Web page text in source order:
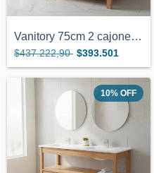
Vanitory 75cm 2 cajones para bacha de ap...
$437.222,90 $393.501
10% OFF